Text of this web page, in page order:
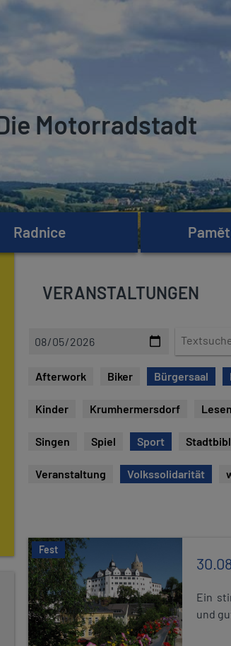
Motorradstadt
Radnice
VERANSTALTUNGEN
x
t
u
Afterwork Biker Bürgersaal
Kinder Krumhermersdorf
Singen Spiel Sport
Veranstaltung Volkssolidarität
Fest
Ein
und